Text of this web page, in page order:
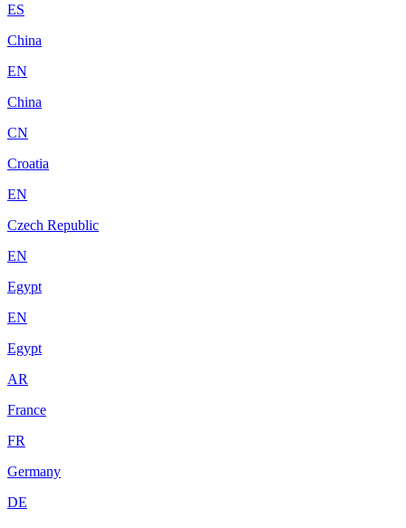
ES
China
EN
China
CN
Croatia
EN
Czech Republic
EN
Egypt
EN
Egypt
AR
France
FR
Germany
DE